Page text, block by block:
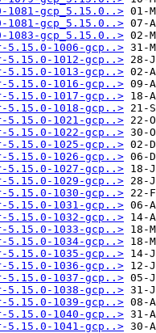
gcp_5.15.0..>
gcp_5.15.0..>
gcp_5.15.0..>
1006-gcp..>
1012-gcp..>
1013-gcp..>
1016-gcp..>
1017-gcp..>
1018-gcp..>
1021-gcp..>
1022-gcp..>
1025-gcp..>
1026-gcp..>
1027-gcp..>
1029-gcp..>
1030-gcp..>
1031-gcp..>
1032-gcp..>
1033-gcp..>
1034-gcp..>
1035-gcp..>
1036-gcp..>
1037-gcp..>
1038-gcp..>
1039-gcp..>
1040-gcp..>
1041-gcp..>